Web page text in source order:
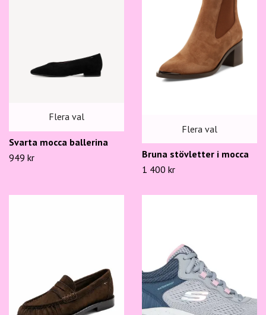
Flera val
Svarta mocca ballerina
949 kr
Flera val
Bruna stövletter i mocca
1 400 kr